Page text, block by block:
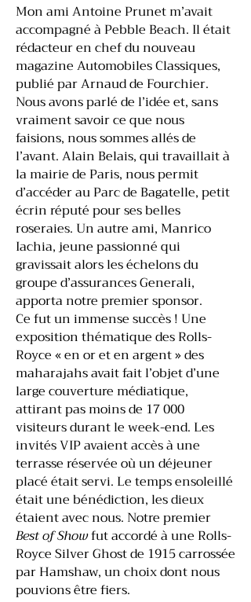
Mon ami Antoine Prunet m’avait
accompagné à Pebble Beach. Il était
rédacteur en chef du nouveau
magazine Automobiles Classiques,
publié par Arnaud de Fourchier.
Nous avons parlé de l’idée et, sans
vraiment savoir ce que nous
faisions, nous sommes allés de
l’avant. Alain Belais, qui travaillait à
la mairie de Paris, nous permit
d’accéder au Parc de Bagatelle, petit
écrin réputé pour ses belles
roseraies. Un autre ami, Manrico
Iachia, jeune passionné qui
gravissait alors les échelons du
groupe d’assurances Generali,
apporta notre premier sponsor.
Ce fut un immense succès ! Une
exposition thématique des Rolls-
Royce « en or et en argent » des
maharajahs avait fait l’objet d’une
large couverture médiatique,
attirant pas moins de 17 000
visiteurs durant le week-end. Les
invités VIP avaient accès à une
terrasse réservée où un déjeuner
placé était servi. Le temps ensoleillé
était une bénédiction, les dieux
étaient avec nous. Notre premier
Best of Showfut accordé à une Rolls-
Royce Silver Ghost de 1915 carrossée
par Hamshaw, un choix dont nous
pouvions être fiers.